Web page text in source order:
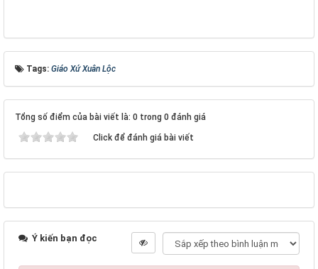
Tags: Giáo Xứ Xuân Lộc
Tổng số điểm của bài viết là: 0 trong 0 đánh giá
Click để đánh giá bài viết
Ý kiến bạn đọc